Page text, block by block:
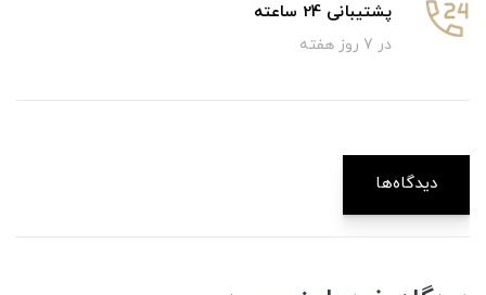
پشتیبانی 24 ساعته
در 7 روز هفته
دیدگاه‌ها